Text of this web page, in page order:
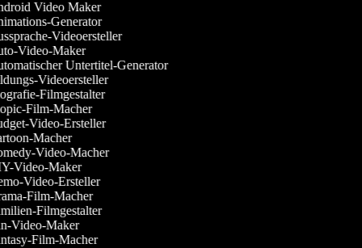
Video Maker
Generator
Videoersteller
Video-Maker
Untertitel-Generator
Videoersteller
Filmgestalter
Film-Macher
Video-Ersteller
Macher
Video-Macher
Video-Maker
Video-Ersteller
Film-Macher
Filmgestalter
Video-Maker
Film-Macher